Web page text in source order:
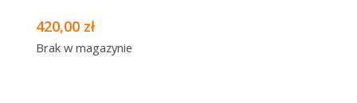
420,00 zł
Brak w magazynie